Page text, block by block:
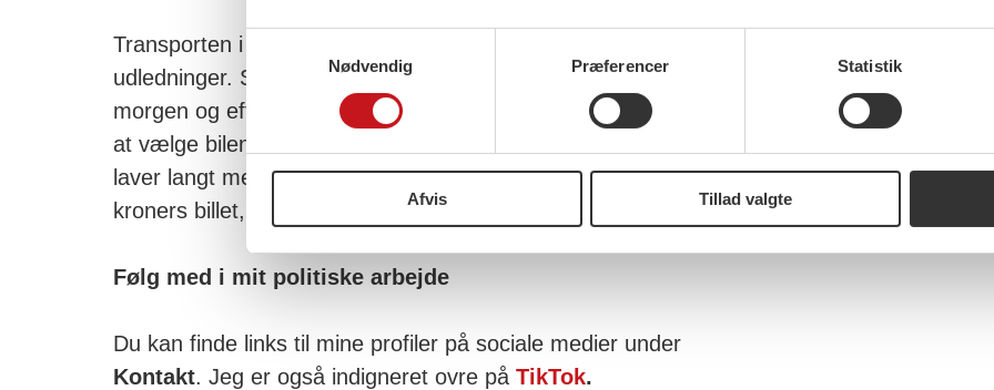
Nødvendig
Præferencer Statistik
Afvis Tillad valgte
Transporten i Danmark står for ca. En tredjedel af alle CO2-
udledninger. Samtidigt holder bilerne i kø på motorvejene hver
morgen og eftermiddag. Vi skal gøre det nemmere og billigere
at vælge bilen fra og offentlig transport til. Det kræver, at vi
laver langt mere metro. Vi skal også have en fast lav 10-
kroners billet, sådan som de har i Odense i dag.
Følg med i mit politiske arbejde
Du kan finde links til mine profiler på sociale medier under
Kontakt. Jeg er også indigneret ovre på TikTok.